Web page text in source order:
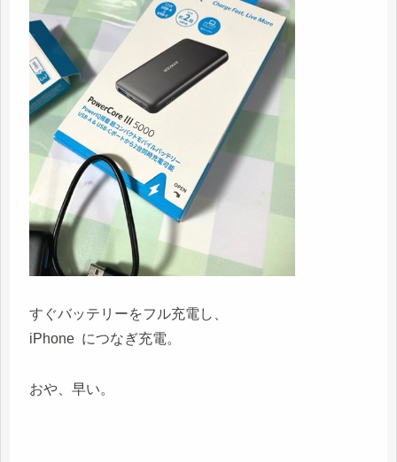
すぐバッテリーをフル充電し、
iPhone につなぎ充電。
おや、早い。